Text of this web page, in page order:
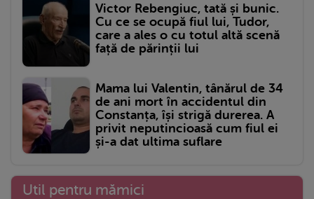
Victor Rebengiuc, tată și bunic.
Cu ce se ocupă fiul lui, Tudor,
care a ales o cu totul altă scenă
față de părinții lui
Mama lui Valentin, tânărul de 34
de ani mort în accidentul din
Constanța, își strigă durerea. A
privit neputincioasă cum fiul ei
și-a dat ultima suflare
Util pentru mămici